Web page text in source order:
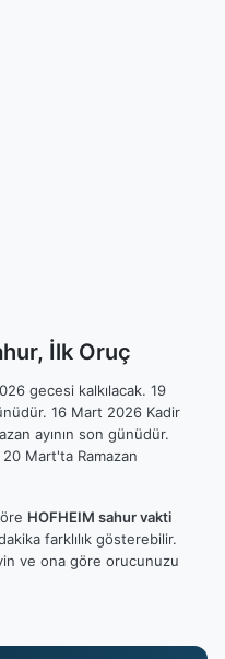
İlk Oruç
gecesi kalkılacak. 19
16 Mart 2026 Kadir
ayının son günüdür.
Mart'ta Ramazan
HOFHEIM sahur vakti
farklılık gösterebilir.
ve ona göre orucunuzu